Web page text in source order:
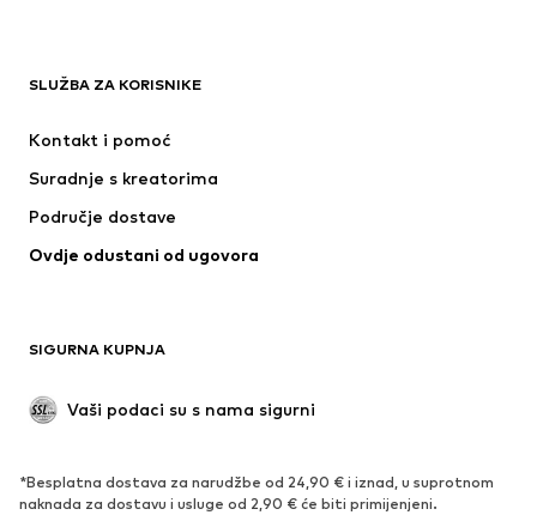
Novo
Donje rublje
Kaputi
Posebne prigode
Ekskluzivno
OBUĆA
SLUŽBA ZA KORISNIKE
Kontakt i pomoć
Suradnje s kreatorima
Područje dostave
Ovdje odustani od ugovora
SIGURNA KUPNJA
Vaši podaci su s nama sigurni
*Besplatna dostava za narudžbe od 24,90 € i iznad, u suprotnom
naknada za dostavu i usluge od 2,90 € će biti primijenjeni.